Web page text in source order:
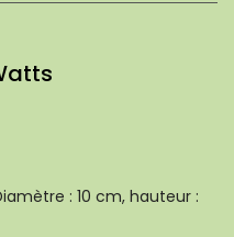
: 10 cm, hauteur :